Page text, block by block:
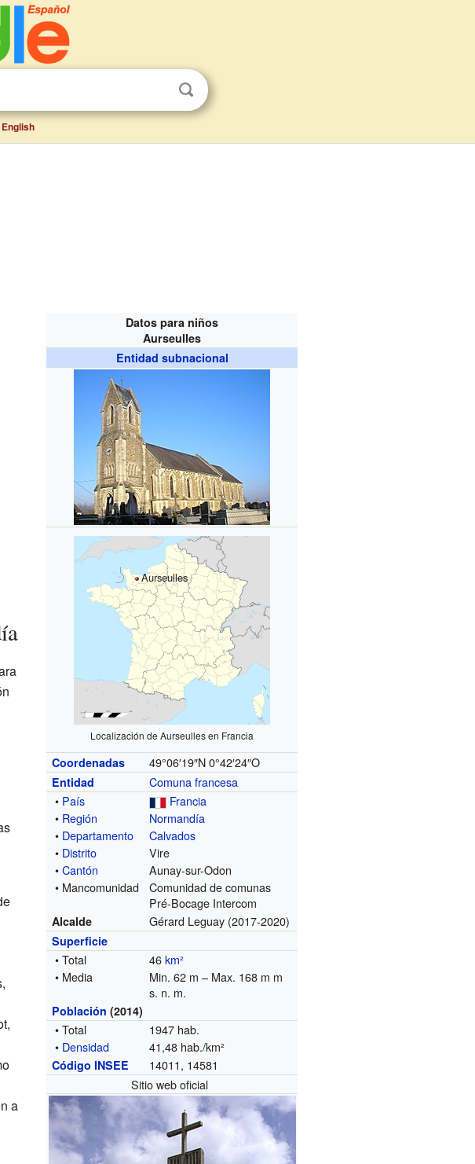
English
Datos para niños
Aurseulles
Entidad subnacional
Aurseulles
Localización de Aurseulles en Francia
Coordenadas 49°06′19″N 0°42′24″O
Entidad
Comuna francesa
• País
Francia
• Región
Normandía
• Departamento
Calvados
• Distrito
Vire
•Cantón
Aunay-sur-Odon
• Mancomunidad
Comunidad de comunas
Pré-Bocage Intercom
Alcalde Gérard Leguay (2017-2020)
Superficie
• Total 46km²
• Media
Min. 62 m – Max. 168 m m
s. n. m.
Población (2014)
• Total
1947 hab.
• Densidad 41,48 hab./km²
Código INSEE
14011, 14581
Sitio web oficial
a